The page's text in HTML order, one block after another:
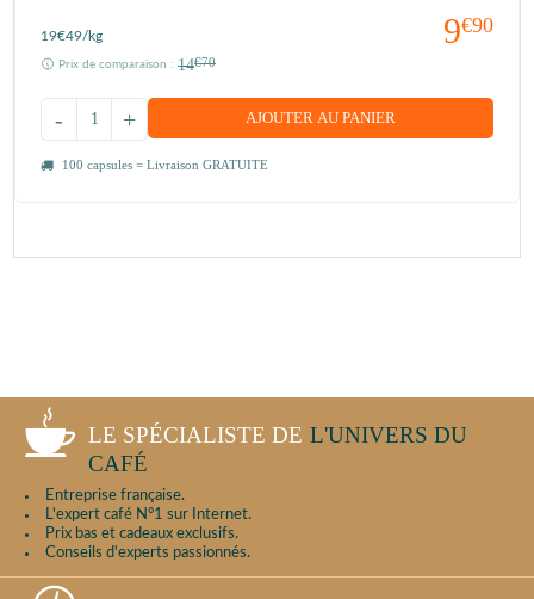
9€90
19€49/kg
Prix de comparaison : 14€70
+
- AJOUTER AU PANIER
100 capsules = Livraison GRATUITE
LE SPÉCIALISTE DE L'UNIVERS DU
CAFÉ
Entreprise française.
L'expert café N°1 sur Internet.
Prix bas et cadeaux exclusifs.
Conseils d'experts passionnés.